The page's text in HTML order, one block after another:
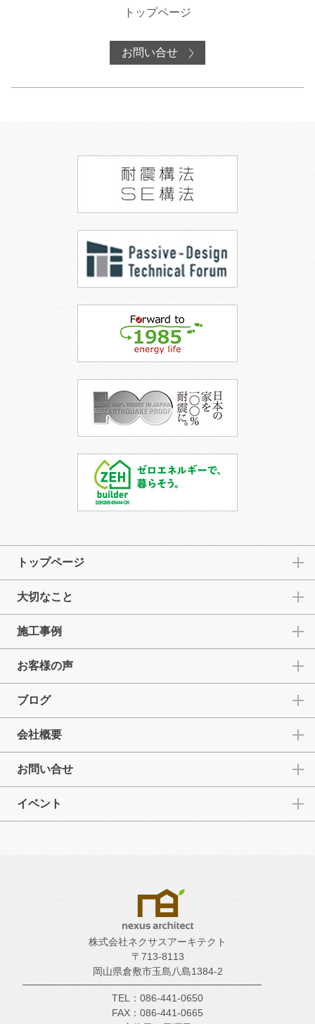
トップページ
お問い合せ
トップページ
大切なこと
施工事例
お客様の声
ブログ
会社概要
お問い合せ
イベント
株式会社ネクサスアーキテクト
〒713-8113
岡山県倉敷市玉島八島1384-2
TEL：086-441-0650
FAX：086-441-0665